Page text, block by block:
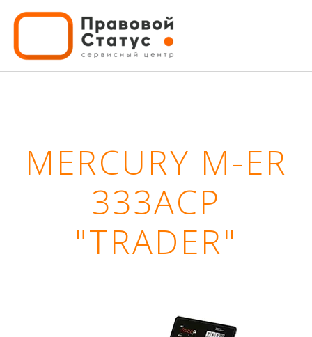
MERCURY M-ER
333ACP
"TRADER"